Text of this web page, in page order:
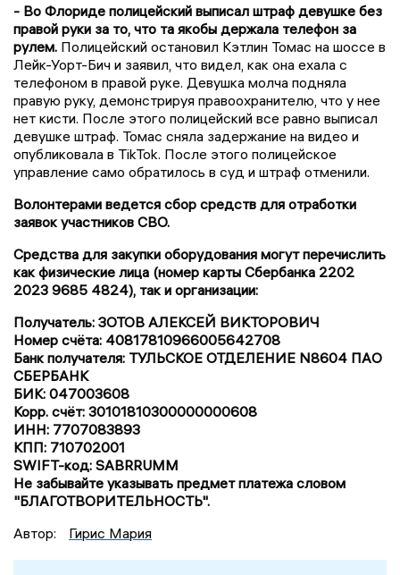
- Во Флориде полицейский выписал штраф девушке без
правой руки за то, что та якобы держала телефон за
рулем. Полицейский остановил Кэтлин Томас на шоссе в
Лейк-Уорт-Бич и заявил, что видел, как она ехала с
телефоном в правой руке. Девушка молча подняла
правую руку, демонстрируя правоохранителю, что у нее
нет кисти. После этого полицейский все равно выписал
девушке штраф. Томас сняла задержание на видео и
опубликовала в TikTok. После этого полицейское
управление само обратилось в суд и штраф отменили.
Волонтерами ведется сбор средств для отработки
заявок участников СВО.
Средства для закупки оборудования могут перечислить
как физические лица (номер карты Сбербанка 2202
2023 9685 4824), так и организации:
Получатель: ЗОТОВ АЛЕКСЕЙ ВИКТОРОВИЧ
Номер счёта: 40817810966005642708
Банк получателя: ТУЛЬСКОЕ ОТДЕЛЕНИЕ N8604 ПАО
СБЕРБАНК
БИК: 047003608
Корр. счёт: 30101810300000000608
ИНН: 7707083893
КПП: 710702001
SWIFT-код: SABRRUMM
Не забывайте указывать предмет платежа словом
"БЛАГОТВОРИТЕЛЬНОСТЬ".
Автор:
Гирис Мария